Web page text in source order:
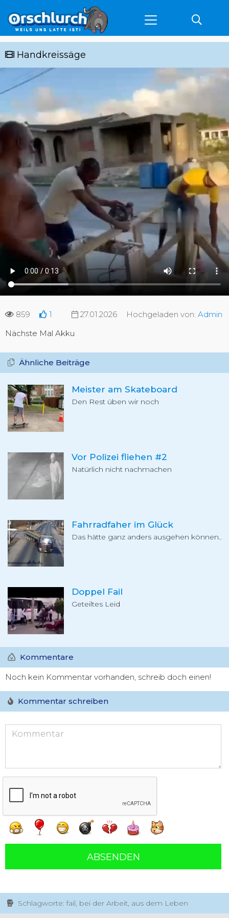
Handkreissäge
859 1 27.01.2026 Hochgeladen von: Admin
Nächste Mal Akku
Ähnliche Beiträge
Meister am Skateboard
Den Rest üben wir noch
Vor Polizei fliehen #2
Natürlich nicht nachmachen
Fahrradfaher im Glück
Das hätte ganz anders ausgehen können..
Doppel Fail
Geteiltes Leid
Kommentare
Noch kein Kommentar vorhanden, schreib doch einen!
Kommentar schreiben
ABSENDEN
Schlagworte: fail, bei der Arbeit, aus dem Leben